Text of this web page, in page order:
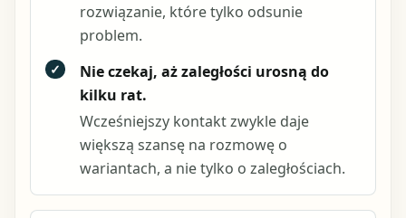
rozwiązanie, które tylko odsunie
problem.
✓
Nie czekaj, aż zaległości urosną do
kilku rat.
Wcześniejszy kontakt zwykle daje
większą szansę na rozmowę o
wariantach, a nie tylko o zaległościach.